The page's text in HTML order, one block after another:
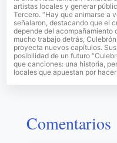
artistas locales y generar
Tercero. “Hay que animarse a
señalaron, destacando que el
depende del acompañamiento
mucho trabajo detrás,
proyecta nuevos capítulos.
posibilidad de un futuro
que canciones: una historia,
locales que apuestan por
Comentarios